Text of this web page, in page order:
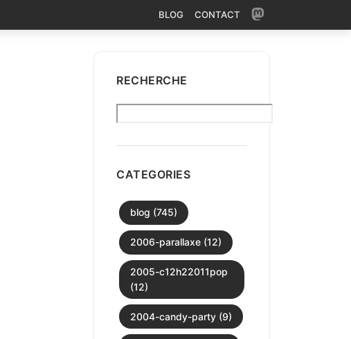
BLOG CONTACT
RECHERCHE
CATEGORIES
blog (745)
2006-parallaxe (12)
2005-c12h22011pop
(12)
2004-candy-party (9)